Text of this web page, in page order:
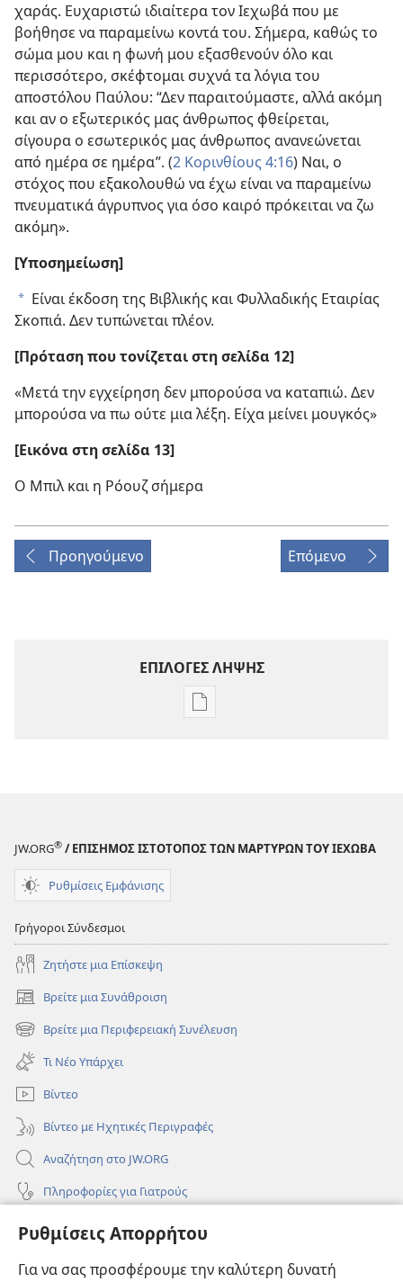
Ρυθμίσεις Απορρήτου
Για να σας προσφέρουμε την καλύτερη δυνατή
χαράς. Ευχαριστώ ιδιαίτερα τον Ιεχωβά που με
βοήθησε να παραμείνω κοντά του. Σήμερα, καθώς το
σώμα μου και η φωνή μου εξασθενούν όλο και
περισσότερο, σκέφτομαι συχνά τα λόγια του
αποστόλου Παύλου: “Δεν παραιτούμαστε, αλλά ακόμη
και αν ο εξωτερικός μας άνθρωπος φθείρεται,
σίγουρα ο εσωτερικός μας άνθρωπος ανανεώνεται
από ημέρα σε ημέρα”. (2 Κορινθίους 4:16) Ναι, ο
στόχος που εξακολουθώ να έχω είναι να παραμείνω
πνευματικά άγρυπνος για όσο καιρό πρόκειται να ζω
ακόμη».
[Υποσημείωση]
a Είναι έκδοση της Βιβλικής και Φυλλαδικής Εταιρίας
Σκοπιά. Δεν τυπώνεται πλέον.
[Πρόταση που τονίζεται στη σελίδα 12]
«Μετά την εγχείρηση δεν μπορούσα να καταπιώ. Δεν
μπορούσα να πω ούτε μια λέξη. Είχα μείνει μουγκός»
[Εικόνα στη σελίδα 13]
Ο Μπιλ και η Ρόουζ σήμερα
Προηγούμενο Επόμενο
ΕΠΙΛΟΓΕΣ ΛΗΨΗΣ
Επιλογές
JW.ORG® / ΕΠΙΣΗΜΟΣ ΙΣΤΟΤΟΠΟΣ ΤΩΝ ΜΑΡΤΥΡΩΝ ΤΟΥ ΙΕΧΩΒΑ
Ρυθμίσεις Εμφάνισης
Γρήγοροι Σύνδεσμοι
Ζητήστε μια Επίσκεψη
Βρείτε μια Συνάθροιση
(ανοίγει
νέο
παράθυρο)
Βρείτε μια Περιφερειακή Συνέλευση
(ανοίγει
νέο
παράθυρο)
Τι Νέο Υπάρχει
Βίντεο
Βίντεο με Ηχητικές Περιγραφές
Αναζήτηση στο JW.ORG
Πληροφορίες για Γιατρούς
Πληροφορίες για Επίσημους Φορείς και ΜΜΕ